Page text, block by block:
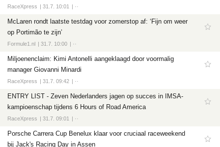
RaceXpress 31.7. 10:01 ··
McLaren rondt laatste testdag voor zomerstop af: ‘Fijn om weer
op Portimão te zijn’
Formule1.nl 31.7. 10:00 ··
Miljoenenclaim: Kimi Antonelli aangeklaagd door voormalig
manager Giovanni Minardi
RaceXpress 31.7. 09:42 ··
ENTRY LIST - Zeven Nederlanders jagen op succes in IMSA-
kampioenschap tijdens 6 Hours of Road America
RaceXpress 31.7. 09:01 ··
Porsche Carrera Cup Benelux klaar voor cruciaal raceweekend
bij Jack's Racing Day in Assen